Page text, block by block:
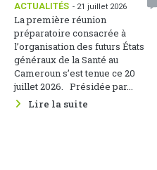
ACTUALITÉS - 21 juillet 2026
La première réunion
préparatoire consacrée à
l’organisation des futurs États
généraux de la Santé au
Cameroun s’est tenue ce 20
juillet 2026. Présidée par...
Lire la suite